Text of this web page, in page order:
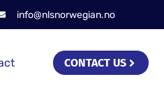
info@nlsnorwegian.no
CONTACT US